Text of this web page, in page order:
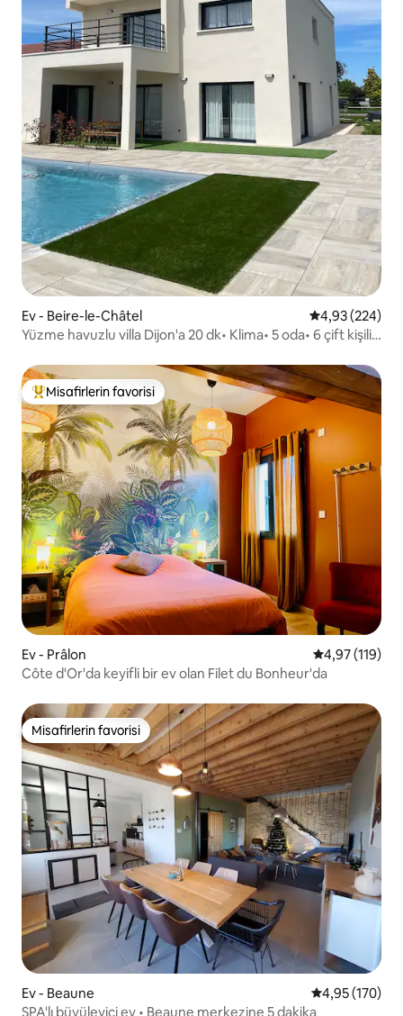
Ev - Beire-le-Châtel 5 üzerinden
4,93 (224)
Yüzme havuzlu villa Dijon'a 20 dk• Klima• 5 oda• 6 çift kişilik
Misafirlerin favorilerinden en beğenilenler arasında
Misafirlerin favorisi
Ev - Prâlon 5 üzerinden
4,97 (119)
Côte d'Or'da keyifli bir ev olan Filet du Bonheur'da
Misafirlerin favorisi
Misafirlerin favorisi
Ev - Beaune 5 üzerinden
4,95 (170)
SPA'lı büyüleyici ev • Beaune merkezine 5 dakika